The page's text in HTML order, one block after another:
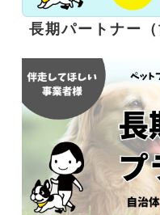
長期パートナー（